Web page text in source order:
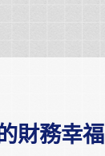
財務幸福